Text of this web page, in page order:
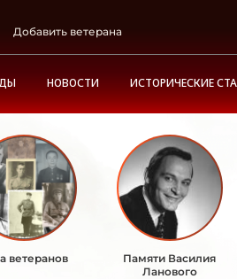
Добавить ветерана
НОВОСТИ ИСТОРИЧЕСКИЕ
ветеранов
Памяти Василия
Ланового